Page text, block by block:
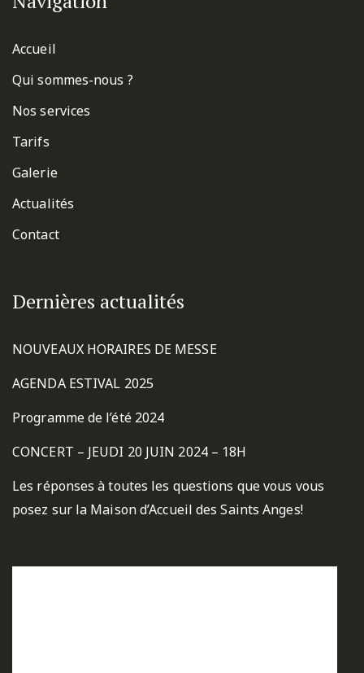
Accueil
Qui sommes-nous ?
Nos services
Tarifs
Galerie
Actualités
Contact
Dernières actualités
NOUVEAUX HORAIRES DE MESSE
AGENDA ESTIVAL 2025
Programme de l’été 2024
CONCERT – JEUDI 20 JUIN 2024 – 18H
Les réponses à toutes les questions que vous vous
posez sur la Maison d’Accueil des Saints Anges!